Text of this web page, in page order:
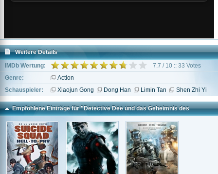
Weitere Details
IMDb Wertung:
7.7 / 10 :: 33 Votes
Genre:
Action
Schauspieler:
Xiaojun Gong Dong Han Limin Tan Shen Zhi Yi
Empfohlene Einträge für "Detective Dee und das Geheimnis des
Himmels"